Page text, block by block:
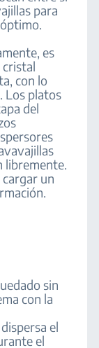
para
es
cristal
con lo
Los platos
del
libremente.
un
sin
con la
el
el